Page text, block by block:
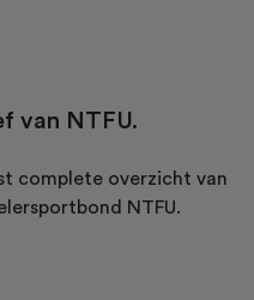
van NTFU.
complete overzicht van
NTFU.